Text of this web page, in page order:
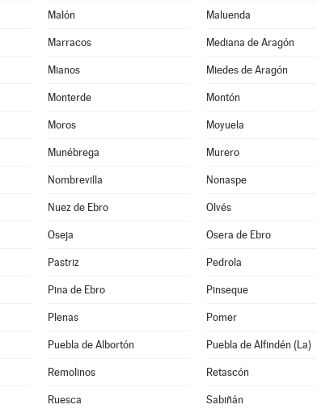
Malón Maluenda
Marracos Mediana de Aragón
Mianos Miedes de Aragón
Monterde Montón
Moros Moyuela
Munébrega Murero
Nombrevilla Nonaspe
Nuez de Ebro Olvés
Oseja Osera de Ebro
Pastriz Pedrola
Pina de Ebro Pinseque
Plenas Pomer
Puebla de Albortón Puebla de Alfindén (La)
Remolinos Retascón
Ruesca Sabiñán